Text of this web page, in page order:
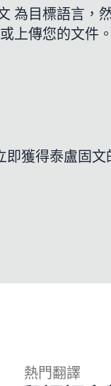
為目標語言，
上傳您的文件。
即獲得泰盧固文
熱門翻譯